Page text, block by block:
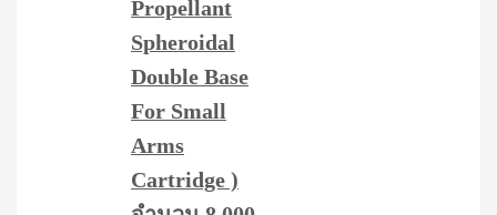
Propellant
Spheroidal
Double Base
For Small
Arms
Cartridge )